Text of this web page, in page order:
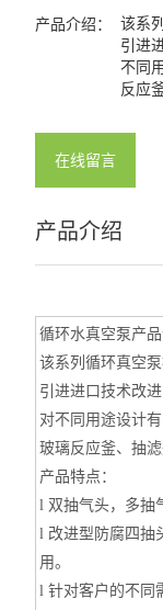
产品介绍：
该系
引进
不同
反应
在线留言
产品介绍
循环水真空泵产品
该系列循环真空
引进进口技术改
对不同用途设计
玻璃反应釜、抽
产品特点：
l 双抽气头，多抽
l 改进型防腐四抽
用。
l 针对客户的不同